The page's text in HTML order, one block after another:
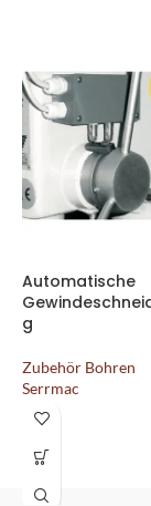
Automatische
g
Zubehör Bohren
Serrmac